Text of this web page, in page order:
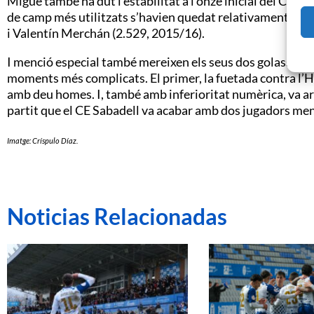
de camp més utilitzats s’havien quedat relativament
i Valentín Merchán (2.529, 2015/16).
I menció especial també mereixen els seus dos
moments més complicats. El primer, la fuetada contra
amb deu homes. I, també amb inferioritat numèrica, va
partit que el CE Sabadell va acabar amb dos jugadors
Imatge: Críspulo Díaz.
Noticias Relacionadas